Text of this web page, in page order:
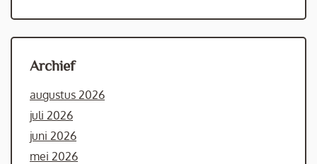
Archief
augustus 2026
juli 2026
juni 2026
mei 2026